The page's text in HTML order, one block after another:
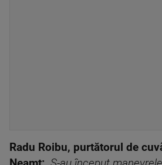
Radu Roibu, purtătorul de